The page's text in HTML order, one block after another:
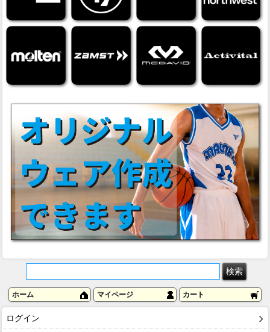
ホーム マイページ カート
ログイン